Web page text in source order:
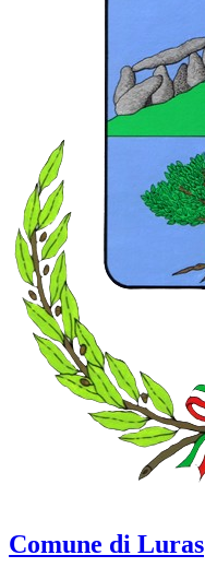
Comune di Luras